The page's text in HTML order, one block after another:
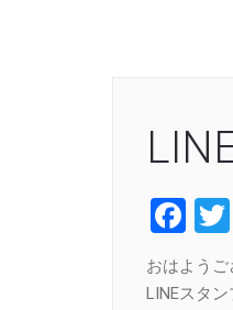
おはようご
LINEスタ